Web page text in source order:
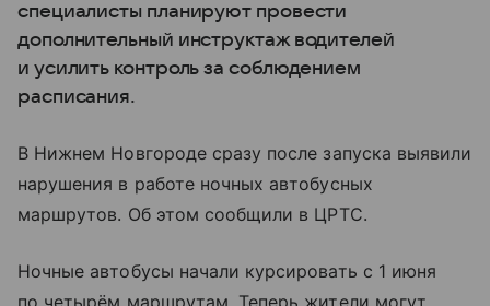
специалисты планируют провести
дополнительный инструктаж водителей
и усилить контроль за соблюдением
расписания.
В Нижнем Новгороде сразу после запуска выявили
нарушения в работе ночных автобусных
маршрутов. Об этом сообщили в ЦРТС.
Ночные автобусы начали курсировать с 1 июня
по четырём маршрутам. Теперь жители могут